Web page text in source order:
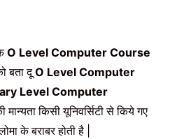
O Level Computer Course
बता दूO Level Computer
Level Computer
मान्यता किसी यूनिवर्सिटी से किये गए
के बराबर होती है